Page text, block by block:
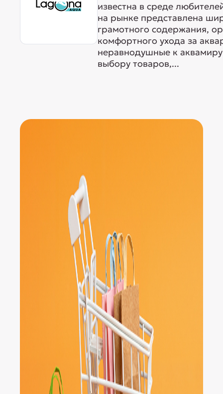
известна в среде
на рынке представлена
грамотного содержания,
комфортного ухода за
неравнодушные к
выбору товаров,...